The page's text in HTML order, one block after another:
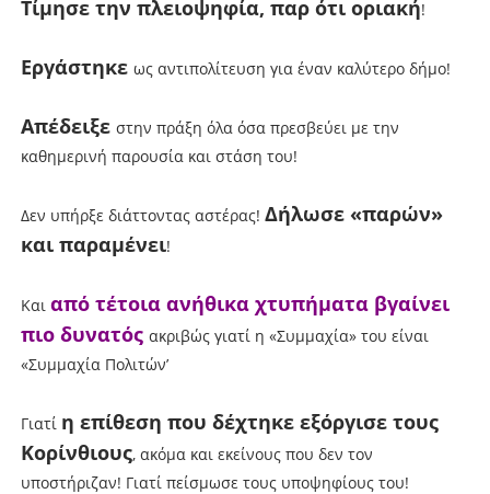
Τίμησε την πλειοψηφία, παρ ότι οριακή!
Εργάστηκε ως αντιπολίτευση για έναν καλύτερο δήμο!
Απέδειξε στην πράξη όλα όσα πρεσβεύει με την
καθημερινή παρουσία και στάση του!
Δεν υπήρξε διάττοντας αστέρας! Δήλωσε «παρών»
και παραμένει!
Και από τέτοια ανήθικα χτυπήματα βγαίνει
πιο δυνατός ακριβώς γιατί η «Συμμαχία» του είναι
«Συμμαχία Πολιτών’
Γιατί η επίθεση που δέχτηκε εξόργισε τους
Κορίνθιους, ακόμα και εκείνους που δεν τον
υποστήριζαν! Γιατί πείσμωσε τους υποψηφίους του!